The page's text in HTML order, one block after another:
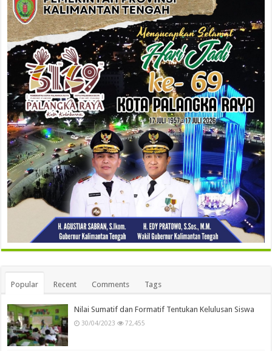
Popular Recent Comments Tags
Nilai Sumatif dan Formatif Tentukan Kelulusan Siswa
30/04/2023 72,455